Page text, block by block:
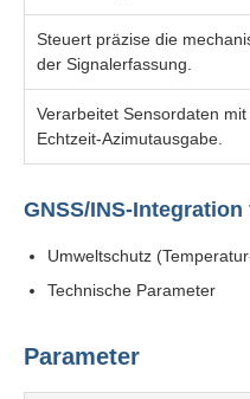
Steuert präzise die
der Signalerfassung.
Verarbeitet Sensordaten
Echtzeit-Azimutausgabe.
GNSS/INS-
Umweltschutz
Technische Parameter
Parameter